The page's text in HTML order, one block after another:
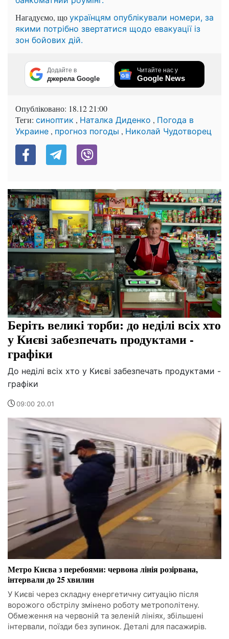
Нагадуємо, що українцям опублікували номери, за
якими потрібно звертатися щодо евакуації із
зон бойових дій.
Додайте в
джерела Google
Читайте нас у
Google News
Опубліковано: 18.12 21:00
Теги: синоптик , Наталка Диденко , Погода в
Украине , прогноз погоды , Николай Чудотворец
Беріть великі торби: до неділі всіх хто
у Києві забезпечать продуктами -
графіки
До неділі всіх хто у Києві забезпечать продуктами -
графіки
09:00 20.01
Метро Києва з перебоями: червона лінія розірвана,
інтервали до 25 хвилин
У Києві через складну енергетичну ситуацію після
ворожого обстрілу змінено роботу метрополітену.
Обмеження на червоній та зеленій лініях, збільшені
інтервали, поїзди без зупинок. Деталі для пасажирів.